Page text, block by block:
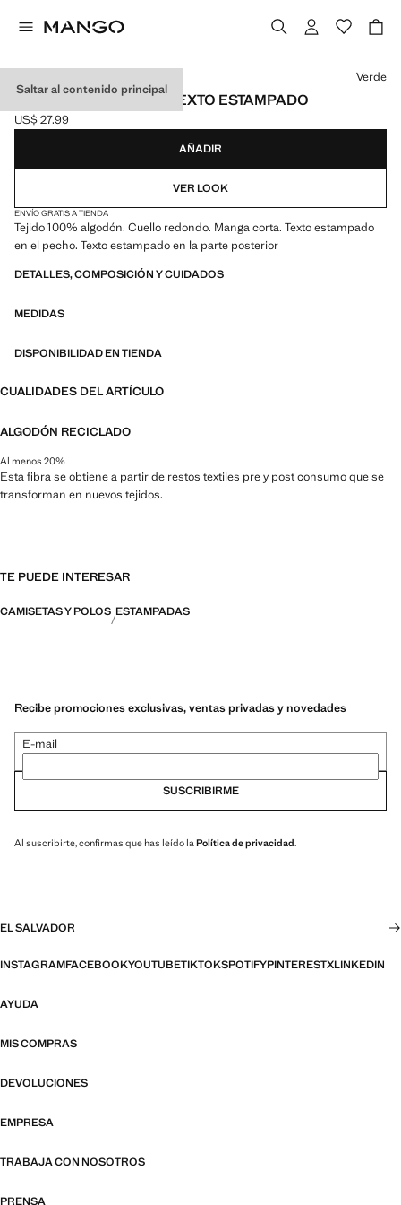
Saltar al contenido principal
CAMISETA ALGODÓN TEXTO ESTAMPADO
Precio actual [US$ 27.99 ]
US$ 27.99
Selecciona un color
Verde
AÑADIR
VER LOOK
ENVÍO GRATIS A TIENDA
Tejido 100% algodón. Cuello redondo. Manga corta. Texto estampado
en el pecho. Texto estampado en la parte posterior
DETALLES, COMPOSICIÓN Y CUIDADOS
MEDIDAS
DISPONIBILIDAD EN TIENDA
CUALIDADES DEL ARTÍCULO
ALGODÓN RECICLADO
Al menos 20%
Esta fibra se obtiene a partir de restos textiles pre y post consumo que se
transforman en nuevos tejidos.
TE PUEDE INTERESAR
CAMISETAS Y POLOS ESTAMPADAS
Recibe promociones exclusivas, ventas privadas y novedades
E-mail
SUSCRIBIRME
Al suscribirte, confirmas que has leído laPolítica de privacidad.
EL SALVADOR
INSTAGRAMFACEBOOKYOUTUBETIKTOKSPOTIFYPINTERESTXLINKEDIN
AYUDA
MIS COMPRAS
DEVOLUCIONES
EMPRESA
TRABAJA CON NOSOTROS
PRENSA